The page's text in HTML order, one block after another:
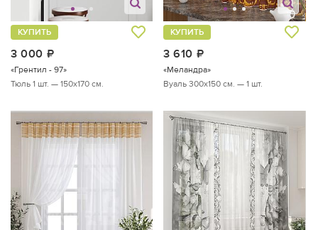
3 000
КУПИТЬ
«Грентил - 97»
Тюль 1 шт. — 150х170 см.
3 610
КУПИТЬ
«Меландра»
Вуаль 300х150 см. — 1 шт.